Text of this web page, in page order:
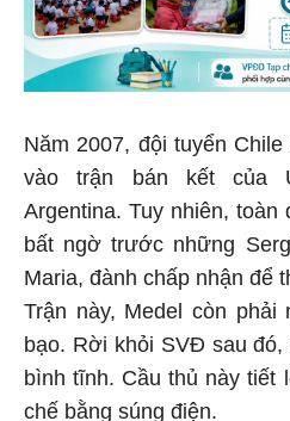
Năm 2007, đội tuyển
vào trận bán kết của
Argentina. Tuy nhiên,
bất ngờ trước những
Maria, đành chấp nhận để
Trận này, Medel còn
bạo. Rời khỏi SVĐ sau
bình tĩnh. Cầu thủ này tiết
chế bằng súng điện.